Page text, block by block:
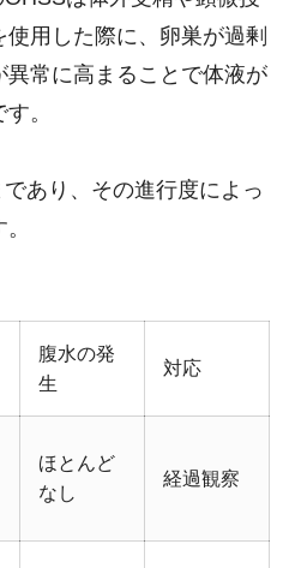
用した際に、卵巣が過剰
常に高まることで体液が
。
あり、その進行度によっ
腹水の発
生
対応
ほとんど
なし
経過観察